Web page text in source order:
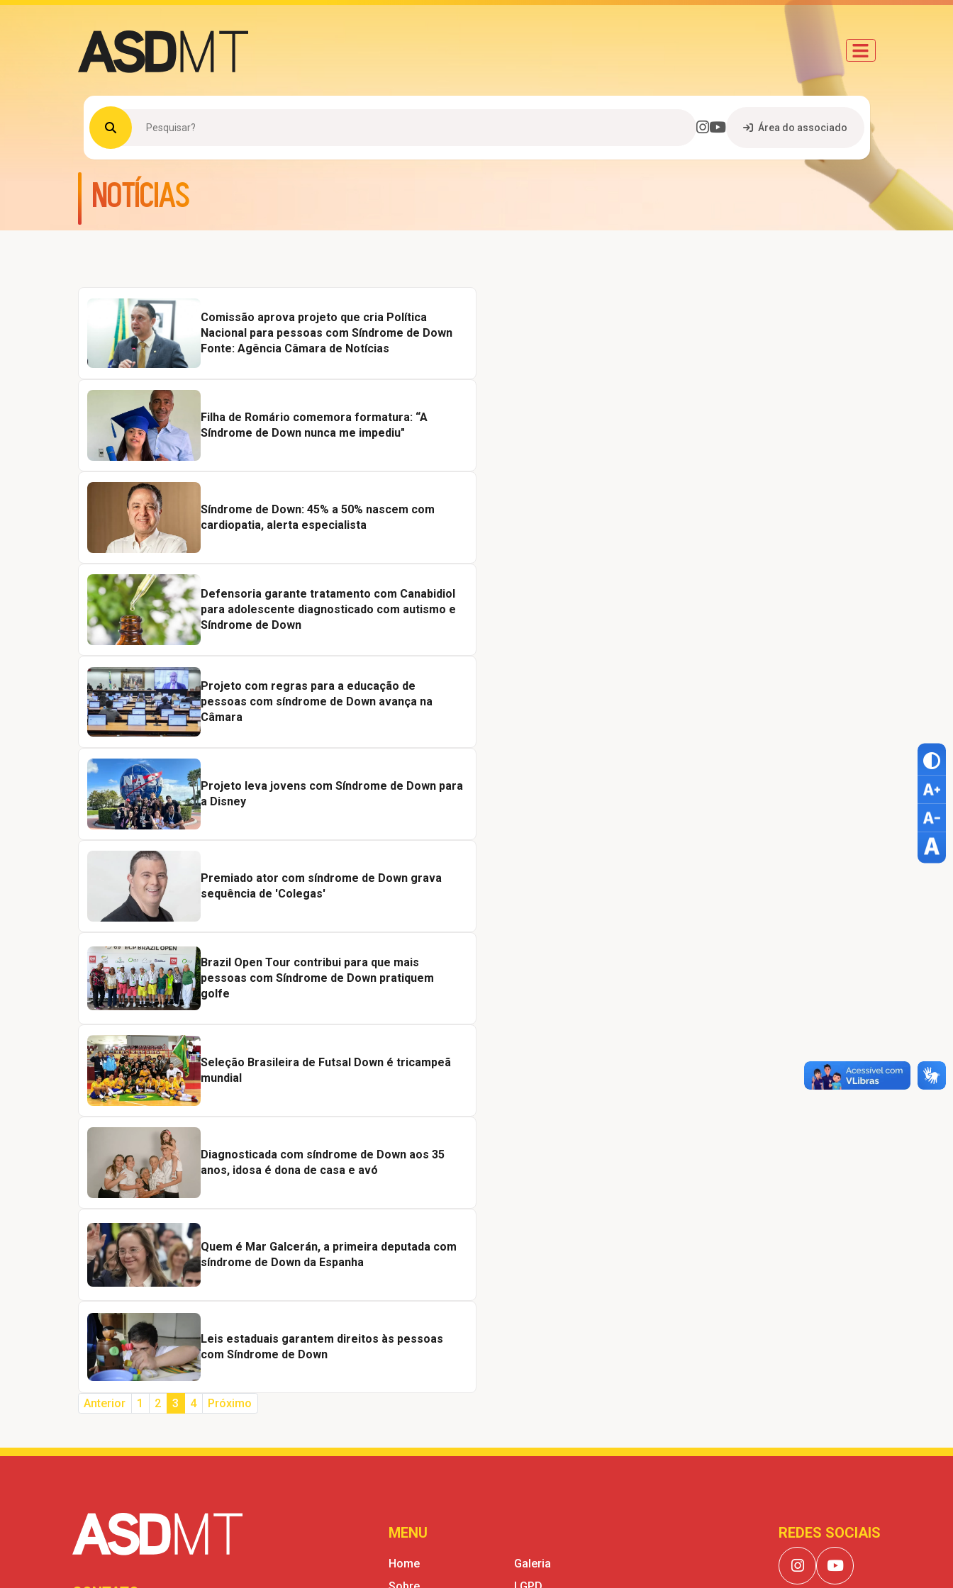
Procurar no site
instagram
youtubeÁrea do associado
NOTÍCIAS
Comissão aprova projeto que cria Política
Nacional para pessoas com Síndrome de Down
Fonte: Agência Câmara de Notícias
Filha de Romário comemora formatura: “A
Síndrome de Down nunca me impediu"
Síndrome de Down: 45% a 50% nascem com
cardiopatia, alerta especialista
Defensoria garante tratamento com Canabidiol
para adolescente diagnosticado com autismo e
Síndrome de Down
Projeto com regras para a educação de
pessoas com síndrome de Down avança na
Câmara
Projeto leva jovens com Síndrome de Down para
a Disney
Premiado ator com síndrome de Down grava
sequência de 'Colegas'
Brazil Open Tour contribui para que mais
pessoas com Síndrome de Down pratiquem
golfe
Seleção Brasileira de Futsal Down é tricampeã
mundial
Diagnosticada com síndrome de Down aos 35
anos, idosa é dona de casa e avó
Quem é Mar Galcerán, a primeira deputada com
síndrome de Down da Espanha
Leis estaduais garantem direitos às pessoas
com Síndrome de Down
Anterior 1 2 3 (current)
4 Próximo
MENU
Home
Galeria
REDES SOCIAIS
instagramYoutube